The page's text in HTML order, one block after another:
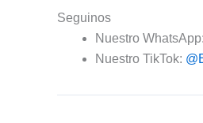
Seguinos
Nuestro WhatsApp:
Nuestro TikTok: